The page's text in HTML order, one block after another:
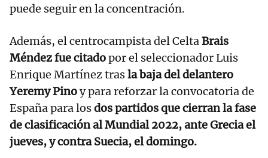
puede seguir en la concentración.
Además, el centrocampista del CeltaBrais
Méndez fue citadopor el seleccionador Luis
Enrique Martínez trasla baja del delantero
Yeremy Pinoy para reforzar la convocatoria de
España para losdos partidos que cierran la fase
de clasificación al Mundial 2022, ante Grecia el
jueves, y contra Suecia, el domingo.